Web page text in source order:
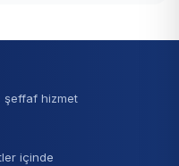
şeffaf hizmet
içinde